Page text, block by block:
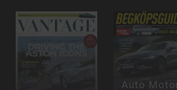
Auto